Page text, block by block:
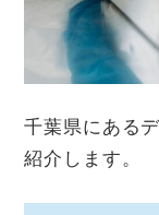
千葉県にある
紹介します。